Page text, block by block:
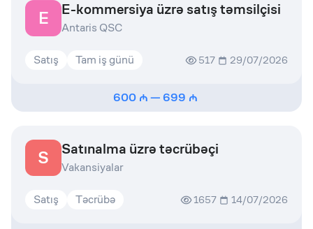
E E-kommersiya üzrə satış təmsilçisi
Antaris QSC
Satış Tam iş günü 517 29/07/2026
600 —699
S Satınalma üzrə təcrübəçi
Vakansiyalar
Satış Təcrübə 1657 14/07/2026